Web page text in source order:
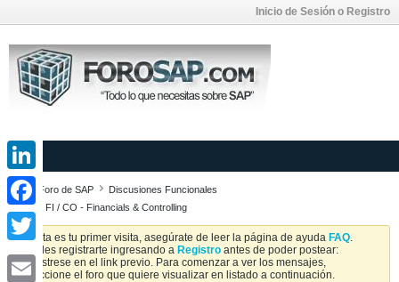
Inicio de Sesión o Registro
Foro de SAP
Discusiones Funcionales
SAP FI / CO - Financials & Controlling
Si esta es tu primer visita, asegúrate de leer la página de ayuda FAQ.
Puedes registrarte ingresando a Registro antes de poder postear:
Regístrese en el link previo. Para comenzar a ver los mensajes,
seleccione el foro que quiere visualizar en listado a continuación.
LinkedIn
Facebook
Twitter